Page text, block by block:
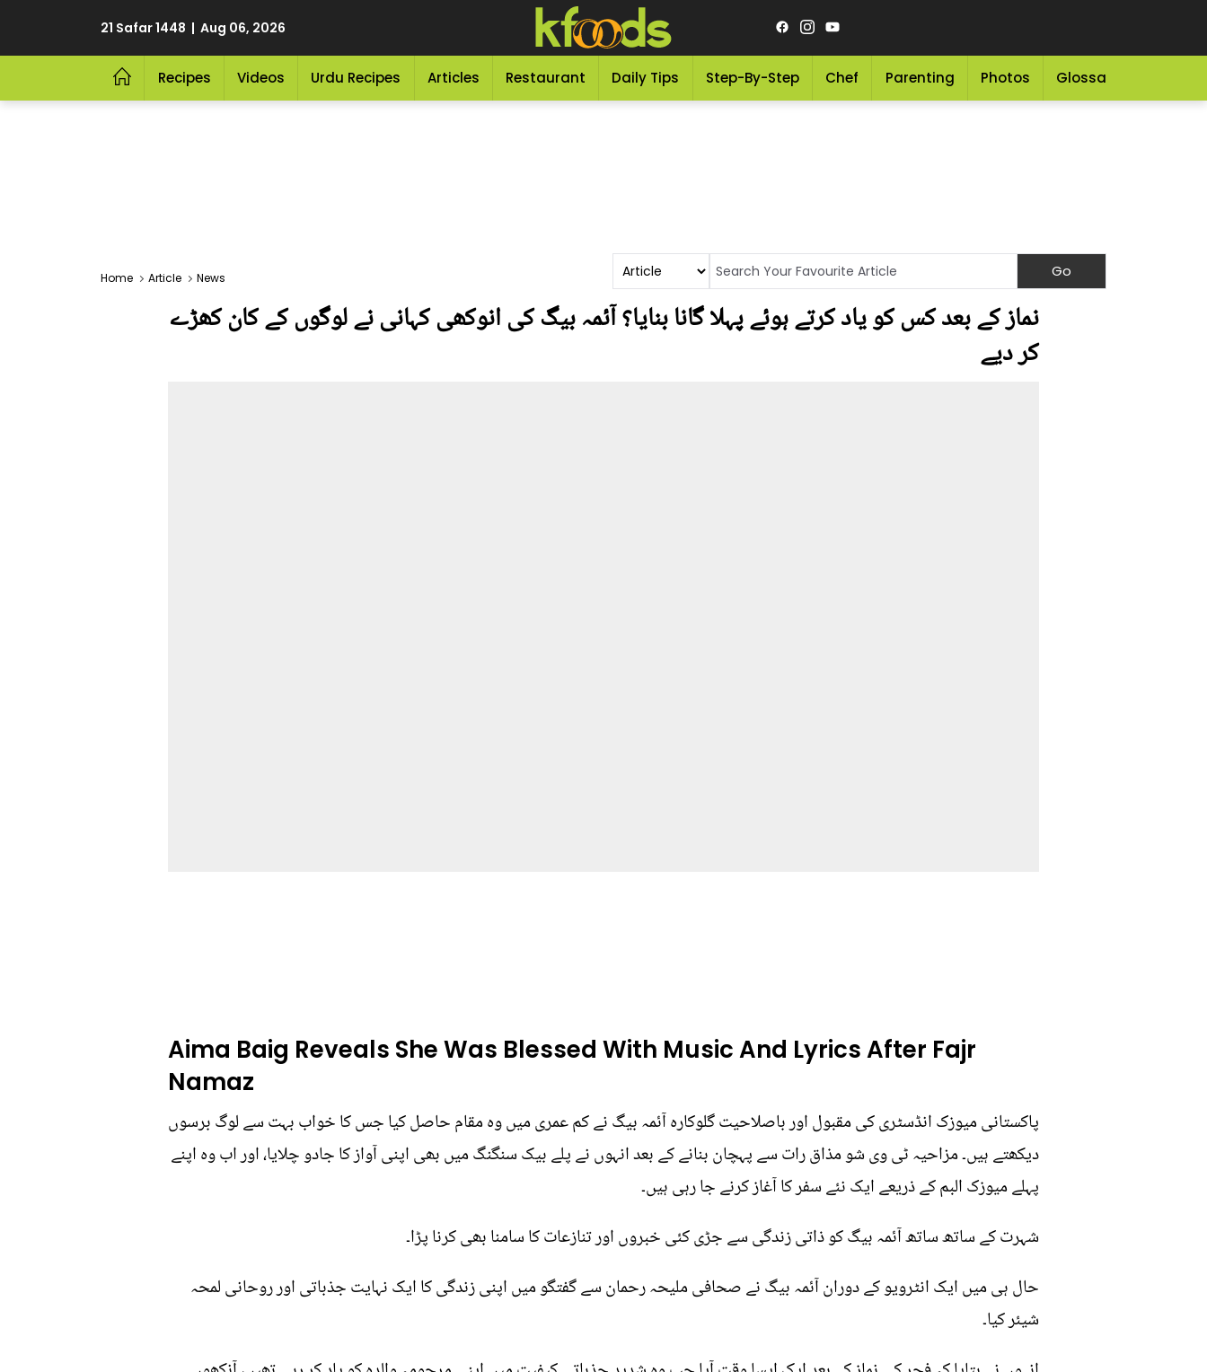
21 Safar 1448 | Aug 06, 2026
Recipes Videos Urdu Recipes Articles Restaurant Daily Tips Step-By-Step Chef Parenting Photos Glossary
Home Article News
نماز کے بعد کس کو یاد کرتے ہوئے پہلا گانا بنایا؟ آئمہ بیگ کی انوکھی کہانی نے لوگوں کے کان کھڑے
کر دیے
Aima Baig Reveals She Was Blessed With Music And Lyrics After Fajr
Namaz
پاکستانی میوزک انڈسٹری کی مقبول اور باصلاحیت گلوکارہ آئمہ بیگ نے کم عمری میں وہ مقام حاصل کیا جس کا خواب بہت سے لوگ برسوں
دیکھتے ہیں۔ مزاحیہ ٹی وی شو مذاق رات سے پہچان بنانے کے بعد انہوں نے پلے بیک سنگنگ میں بھی اپنی آواز کا جادو چلایا، اور اب وہ اپنے
پہلے میوزک البم کے ذریعے ایک نئے سفر کا آغاز کرنے جا رہی ہیں۔
شہرت کے ساتھ ساتھ آئمہ بیگ کو ذاتی زندگی سے جڑی کئی خبروں اور تنازعات کا سامنا بھی کرنا پڑا۔
حال ہی میں ایک انٹرویو کے دوران آئمہ بیگ نے صحافی ملیحہ رحمان سے گفتگو میں اپنی زندگی کا ایک نہایت جذباتی اور روحانی لمحہ
شیئر کیا۔